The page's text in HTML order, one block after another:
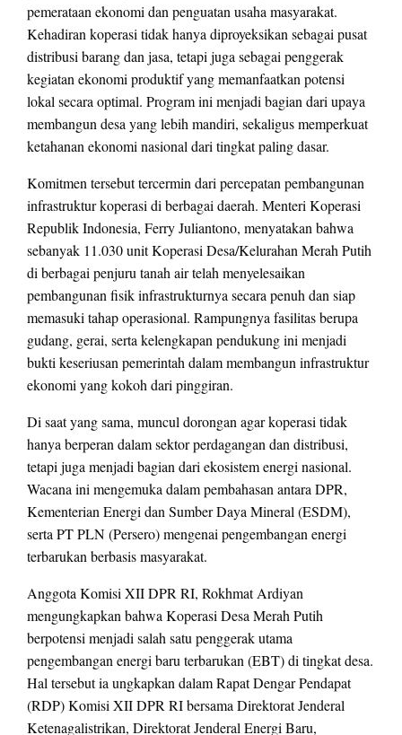
pemerataan ekonomi dan penguatan usaha masyarakat.
Kehadiran koperasi tidak hanya diproyeksikan sebagai pusat
distribusi barang dan jasa, tetapi juga sebagai penggerak
kegiatan ekonomi produktif yang memanfaatkan potensi
lokal secara optimal. Program ini menjadi bagian dari upaya
membangun desa yang lebih mandiri, sekaligus memperkuat
ketahanan ekonomi nasional dari tingkat paling dasar.
Komitmen tersebut tercermin dari percepatan pembangunan
infrastruktur koperasi di berbagai daerah. Menteri Koperasi
Republik Indonesia, Ferry Juliantono, menyatakan bahwa
sebanyak 11.030 unit Koperasi Desa/Kelurahan Merah Putih
di berbagai penjuru tanah air telah menyelesaikan
pembangunan fisik infrastrukturnya secara penuh dan siap
memasuki tahap operasional. Rampungnya fasilitas berupa
gudang, gerai, serta kelengkapan pendukung ini menjadi
bukti keseriusan pemerintah dalam membangun infrastruktur
ekonomi yang kokoh dari pinggiran.
Di saat yang sama, muncul dorongan agar koperasi tidak
hanya berperan dalam sektor perdagangan dan distribusi,
tetapi juga menjadi bagian dari ekosistem energi nasional.
Wacana ini mengemuka dalam pembahasan antara DPR,
Kementerian Energi dan Sumber Daya Mineral (ESDM),
serta PT PLN (Persero) mengenai pengembangan energi
terbarukan berbasis masyarakat.
Anggota Komisi XII DPR RI, Rokhmat Ardiyan
mengungkapkan bahwa Koperasi Desa Merah Putih
berpotensi menjadi salah satu penggerak utama
pengembangan energi baru terbarukan (EBT) di tingkat desa.
Hal tersebut ia ungkapkan dalam Rapat Dengar Pendapat
(RDP) Komisi XII DPR RI bersama Direktorat Jenderal
Ketenagalistrikan, Direktorat Jenderal Energi Baru,